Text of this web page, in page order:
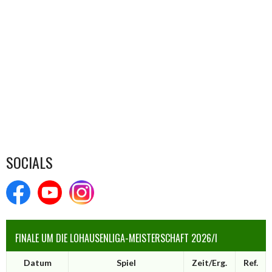
SOCIALS
FINALE UM DIE LOHAUSENLIGA-MEISTERSCHAFT 2026/I
Datum Spiel Zeit/Erg. Ref.